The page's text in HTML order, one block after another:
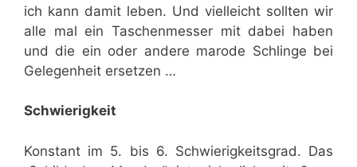
ich kann damit leben. Und vielleicht sollten wir
alle mal ein Taschenmesser mit dabei haben
und die ein oder andere marode Schlinge bei
Gelegenheit ersetzen …
Schwierigkeit
Konstant im 5. bis 6. Schwierigkeitsgrad. Das